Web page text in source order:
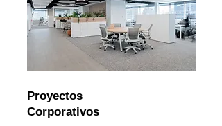
Proyectos
Corporativos